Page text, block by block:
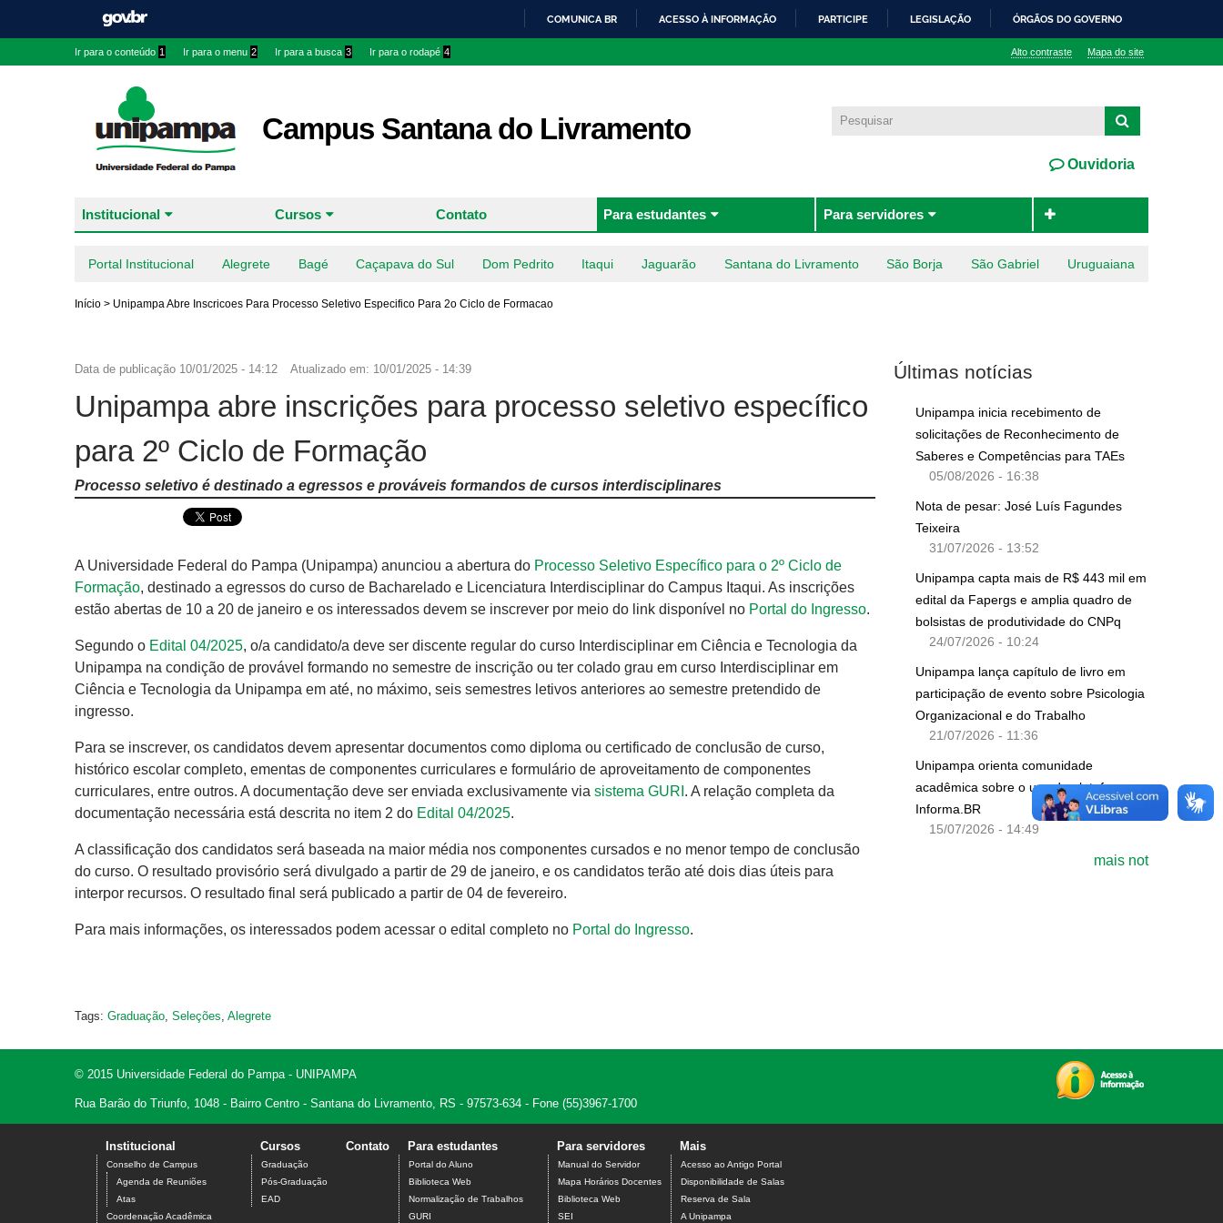
COMUNICA BR ACESSO À INFORMAÇÃO PARTICIPE LEGISLAÇÃO ÓRGÃOS DO GOVERNO
Ir para o conteúdo 1 Ir para o menu 2 Ir para a busca 3 Ir para o rodapé 4 Alto contraste Mapa do site
Campus Santana do Livramento
Ouvidoria
Institucional Cursos Contato Para estudantes Para servidores
Portal Institucional Alegrete Bagé Caçapava do Sul Dom Pedrito Itaqui Jaguarão Santana do Livramento São Borja São Gabriel Uruguaiana
Início > Unipampa Abre Inscricoes Para Processo Seletivo Especifico Para 2o Ciclo de Formacao
Data de publicação 10/01/2025 - 14:12 Atualizado em: 10/01/2025 - 14:39
Unipampa abre inscrições para processo seletivo específico
para 2º Ciclo de Formação
Processo seletivo é destinado a egressos e prováveis formandos de cursos interdisciplinares
A Universidade Federal do Pampa (Unipampa) anunciou a abertura do Processo Seletivo Específico para o 2º Ciclo de
Formação, destinado a egressos do curso de Bacharelado e Licenciatura Interdisciplinar do Campus Itaqui. As inscrições
estão abertas de 10 a 20 de janeiro e os interessados devem se inscrever por meio do link disponível no Portal do Ingresso.
Segundo o Edital 04/2025, o/a candidato/a deve ser discente regular do curso Interdisciplinar em Ciência e Tecnologia da
Unipampa na condição de provável formando no semestre de inscrição ou ter colado grau em curso Interdisciplinar em
Ciência e Tecnologia da Unipampa em até, no máximo, seis semestres letivos anteriores ao semestre pretendido de
ingresso.
Para se inscrever, os candidatos devem apresentar documentos como diploma ou certificado de conclusão de curso,
histórico escolar completo, ementas de componentes curriculares e formulário de aproveitamento de componentes
curriculares, entre outros. A documentação deve ser enviada exclusivamente via sistema GURI . A relação completa da
documentação necessária está descrita no item 2 do Edital 04/2025.
A classificação dos candidatos será baseada na maior média nos componentes cursados e no menor tempo de conclusão
do curso. O resultado provisório será divulgado a partir de 29 de janeiro, e os candidatos terão até dois dias úteis para
interpor recursos. ​O resultado final será publicado a partir de 04 de fevereiro.​
Para mais informações, os interessados podem acessar o edital completo no Portal do Ingresso.
Tags: Graduação Seleções Alegrete
Últimas notícias
Unipampa inicia recebimento de
solicitações de Reconhecimento de
Saberes e Competências para TAEs
05/08/2026 - 16:38
Nota de pesar: José Luís Fagundes
Teixeira
31/07/2026 - 13:52
Unipampa capta mais de R$ 443 mil em
edital da Fapergs e amplia quadro de
bolsistas de produtividade do CNPq
24/07/2026 - 10:24
Unipampa lança capítulo de livro em
participação de evento sobre Psicologia
Organizacional e do Trabalho
21/07/2026 - 11:36
Unipampa orienta comunidade
acadêmica sobre o uso da plataforma
Informa.BR
15/07/2026 - 14:49
mais not
© 2015 Universidade Federal do Pampa - UNIPAMPA
Rua Barão do Triunfo, 1048 - Bairro Centro - Santana do Livramento, RS - 97573-634 - Fone (55)3967-1700
Institucional
Conselho de Campus
Agenda de Reuniões
Atas
Coordenação Acadêmica
Cursos
Graduação
Pós-Graduação
EAD
Contato Para estudantes
Portal do Aluno
Biblioteca Web
Normalização de Trabalhos
GURI
Para servidores
Manual do Servidor
Mapa Horários Docentes
Biblioteca Web
SEI
Mais
Acesso ao Antigo Portal
Disponibilidade de Salas
Reserva de Sala
A Unipampa